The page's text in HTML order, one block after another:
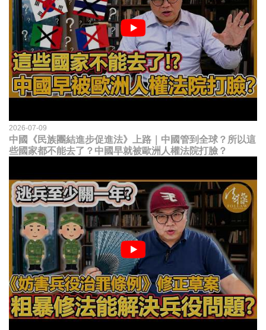
2026-07-09
中國《民族團結進步促進法》上路｜中國管到全球？所以這
些國家都不能去了？中國早就被歐洲人權法院打臉？